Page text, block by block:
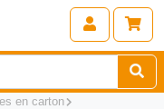
en carton